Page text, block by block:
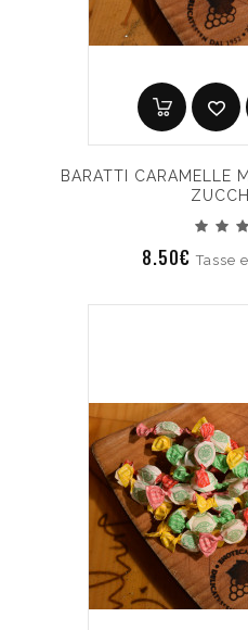
BARATTI CARAMELLE
8.50€Tasse